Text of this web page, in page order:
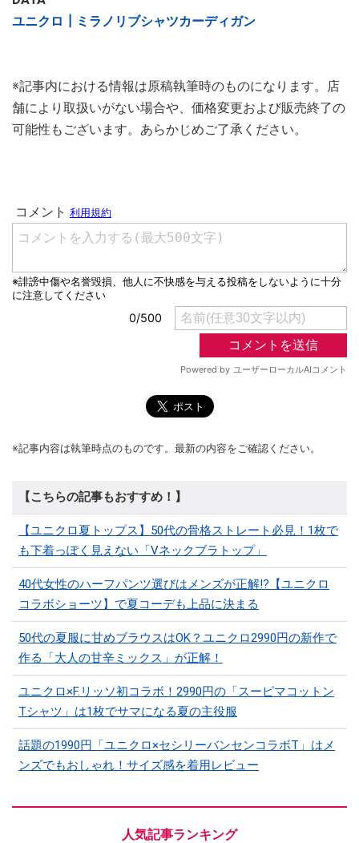
ユニクロ┃ミラノリブシャツカーディガン
※記事内における情報は原稿執筆時のものになります。店
舗により取扱いがない場合や、価格変更および販売終了の
可能性もございます。あらかじめご了承ください。
※記事内容は執筆時点のものです。最新の内容をご確認ください。
【こちらの記事もおすすめ！】
【ユニクロ夏トップス】50代の骨格ストレート必見！1枚で
も下着っぽく見えない「Vネックブラトップ」
40代女性のハーフパンツ選びはメンズが正解!?【ユニクロ
コラボショーツ】で夏コーデも上品に決まる
50代の夏服に甘めブラウスはOK？ユニクロ2990円の新作で
作る「大人の甘辛ミックス」が正解！
ユニクロ×F.リッソ初コラボ！2990円の「スーピマコットン
Tシャツ」は1枚でサマになる夏の主役服
話題の1990円「ユニクロ×セシリーバンセンコラボT」はメ
ンズでもおしゃれ！サイズ感を着用レビュー